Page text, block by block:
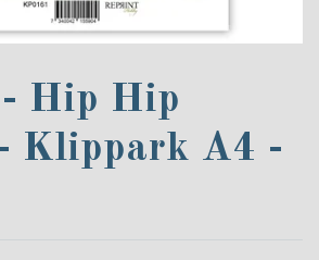
Hip Hip
Klippark A4 -